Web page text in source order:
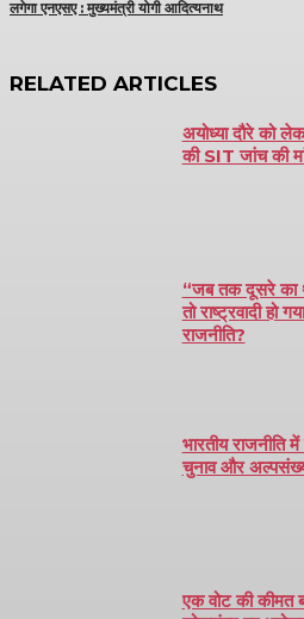
लगेगा एनएसए : मुख्यमंत्री योगी आदित्यनाथ
RELATED ARTICLES
अयोध्या दौरे को
की SIT जांच की
“जब तक दूसरे का
तो राष्ट्रवादी हो
राजनीति?
भारतीय राजनीति
चुनाव और
एक वोट की कीमत